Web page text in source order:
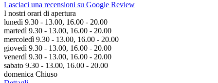
Lasciaci una recensioni su Google Review
I nostri orari di apertura
lunedì 9.30 - 13.00, 16.00 - 20.00
martedì 9.30 - 13.00, 16.00 - 20.00
mercoledì 9.30 - 13.00, 16.00 - 20.00
giovedì 9.30 - 13.00, 16.00 - 20.00
venerdì 9.30 - 13.00, 16.00 - 20.00
sabato 9.30 - 13.00, 16.00 - 20.00
domenica Chiuso